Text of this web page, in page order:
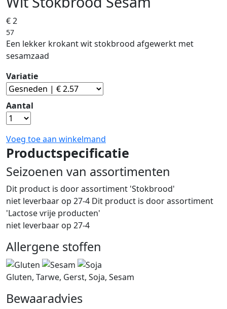
€ 2
57
Een lekker krokant wit stokbrood afgewerkt met
sesamzaad
Variatie
Aantal
Voeg toe aan winkelmand
Productspecificatie
Seizoenen van assortimenten
Dit product is door assortiment 'Stokbrood'
niet leverbaar op 27-4 Dit product is door assortiment
'Lactose vrije producten'
niet leverbaar op 27-4
Allergene stoffen
Gluten, Tarwe, Gerst, Soja, Sesam
Bewaaradvies